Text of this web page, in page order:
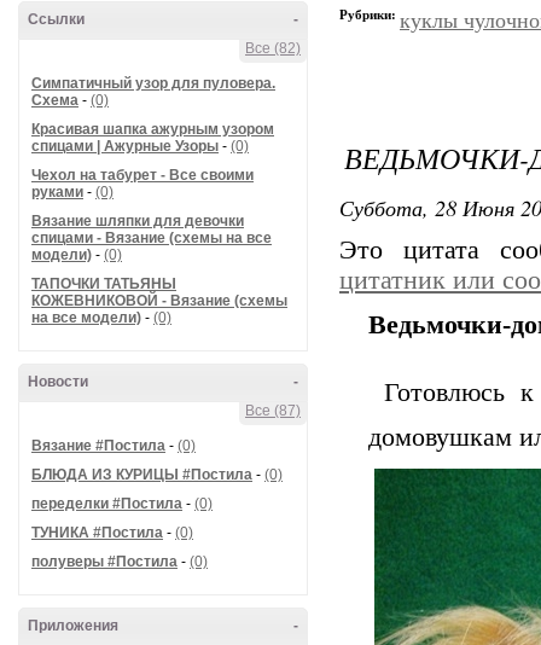
-
Ссылки
Все (82)
Симпатичный узор для пуловера.
Схема - (0)
Красивая шапка ажурным узором
спицами | Ажурные Узоры - (0)
Чехол на табурет - Все своими
руками - (0)
Вязание шляпки для девочки
спицами - Вязание (схемы на все
модели) - (0)
ТАПОЧКИ ТАТЬЯНЫ
КОЖЕВНИКОВОЙ - Вязание (схемы
на все модели) - (0)
-
Новости
Все (87)
Вязание #Постила - (0)
БЛЮДА ИЗ КУРИЦЫ #Постила - (0)
переделки #Постила - (0)
ТУНИКА #Постила - (0)
полуверы #Постила - (0)
-
Приложения
Рубрики: куклы
Суббота, 28 Июня
Это цитата
цитатник или
Ведьмочки-
Готовлюсь
домовушкам